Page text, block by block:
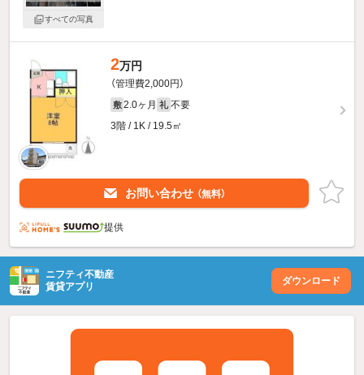
すべての写真
2万円
（管理費2,000円）
敷 2.0ヶ月 礼 不要
3階 / 1K / 19.5㎡
お問い合わせ （無料）
提供
ニフティ不動産
賃貸アプリ
ダウンロード